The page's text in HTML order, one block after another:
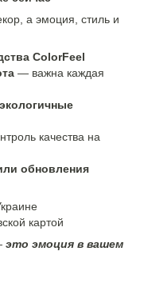
а эмоция, стиль и
ColorFeel
— важна каждая
качества на
обновления
картой
это эмоция в вашем